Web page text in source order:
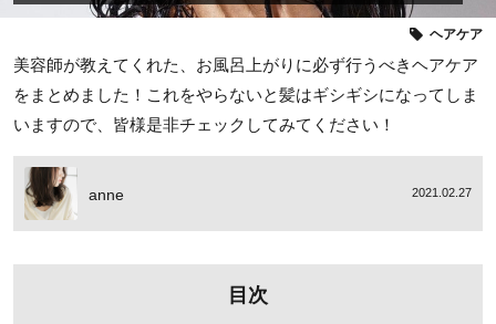
ヘアケア
美容師が教えてくれた、お風呂上がりに必ず行うべきヘアケア
をまとめました！これをやらないと髪はギシギシになってしま
いますので、皆様是非チェックしてみてください！
anne 2021.02.27
目次